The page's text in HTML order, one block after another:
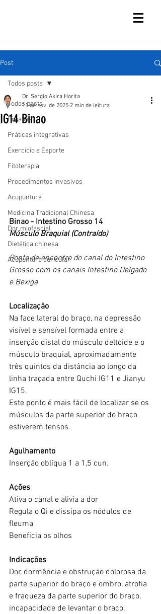
Post
Todos posts
Fisiatria
Práticas integrativas
Exercício e Esporte
Fitoterapia
Procedimentos invasivos
Acupuntura
Medicina Tradicional Chinesa
Dor miofascial
Dietética chinesa
Acupuntura auricular
Todos posts
IG14 Binao
Dr. Sergio Akira Horita
11 de nov. de 2025 2 min de leitura
Binao - Intestino Grosso 14
Músculo Braquial (Contraído)
Ponto de encontro do canal do Intestino
Grosso com os canais Intestino Delgado
e Bexiga
Localização
Na face lateral do braço, na depressão
visível e sensível formada entre a
inserção distal do músculo deltoide e o
músculo braquial, aproximadamente
três quintos da distância ao longo da
linha traçada entre Quchi IG11 e Jianyu
IG15.
Este ponto é mais fácil de localizar se os
músculos da parte superior do braço
estiverem tensos.
Agulhamento
Inserção oblíqua 1 a 1,5 cun.
Ações
Ativa o canal e alivia a dor
Regula o Qi e dissipa os nódulos de
fleuma
Beneficia os olhos
Indicações
Dor, dormência e obstrução dolorosa da
parte superior do braço e ombro, atrofia
e fraqueza da parte superior do braço,
incapacidade de levantar o braço,